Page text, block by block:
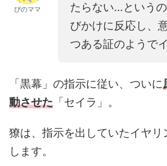
ぴのママ
たらない…という
びかけに反応し、
つある証のようで
「黒幕」の指示に従い、ついに
動させた 「セイラ」。
獠は、指示を出していたイヤ
します。